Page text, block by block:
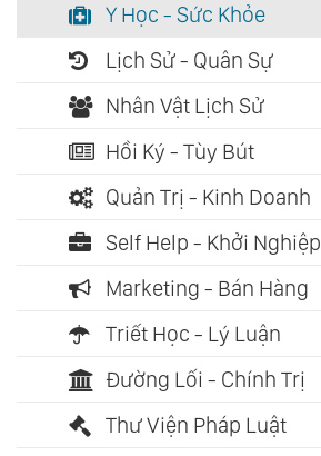
Y Học - Sức Khỏe
Lịch Sử - Quân Sự
Nhân Vật Lịch Sử
Hồi Ký - Tùy Bút
Quản Trị - Kinh Doanh
Self Help - Khởi Nghiệp
Marketing - Bán Hàng
Triết Học - Lý Luận
Đường Lối - Chính Trị
Thư Viện Pháp Luật